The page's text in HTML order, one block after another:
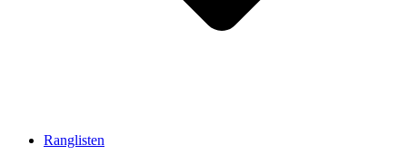
Ranglisten